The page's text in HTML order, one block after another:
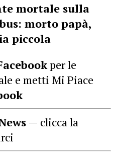
mortale sulla
morto papà,
piccola
per le
e metti Mi Piace
— clicca la